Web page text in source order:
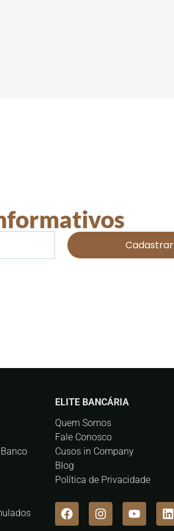
Cadastrar
ELITE BANCÁRIA
Quem Somos
Fale Conosco
Cusos in Company
Blog
Política de Privacidade